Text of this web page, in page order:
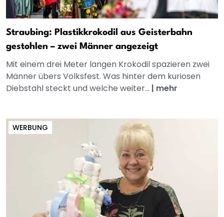
Straubing: Plastikkrokodil aus Geisterbahn
gestohlen – zwei Männer angezeigt
Mit einem drei Meter langen Krokodil spazieren zwei
Männer übers Volksfest. Was hinter dem kuriosen
Diebstahl steckt und welche weiter... | mehr
WERBUNG